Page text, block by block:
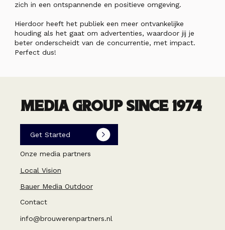
zich in een ontspannende en positieve omgeving.
Hierdoor heeft het publiek een meer ontvankelijke
houding als het gaat om advertenties, waardoor jij je
beter onderscheidt van de concurrentie, met impact.
Perfect dus!
MEDIA GROUP SINCE 1974
Get Started
Onze media partners
Local Vision
Bauer Media Outdoor
Contact
info@brouwerenpartners.nl